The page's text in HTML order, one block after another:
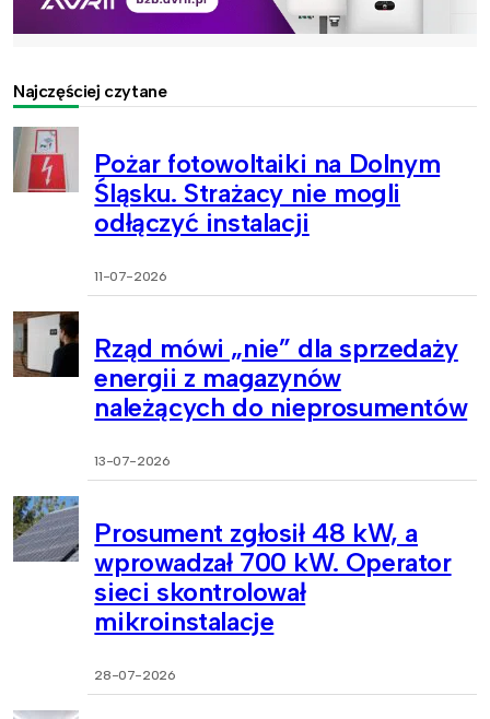
Najczęściej czytane
Pożar fotowoltaiki na Dolnym
Śląsku. Strażacy nie mogli
odłączyć instalacji
11-07-2026
Rząd mówi „nie” dla sprzedaży
energii z magazynów
należących do nieprosumentów
13-07-2026
Prosument zgłosił 48 kW, a
wprowadzał 700 kW. Operator
sieci skontrolował
mikroinstalacje
28-07-2026